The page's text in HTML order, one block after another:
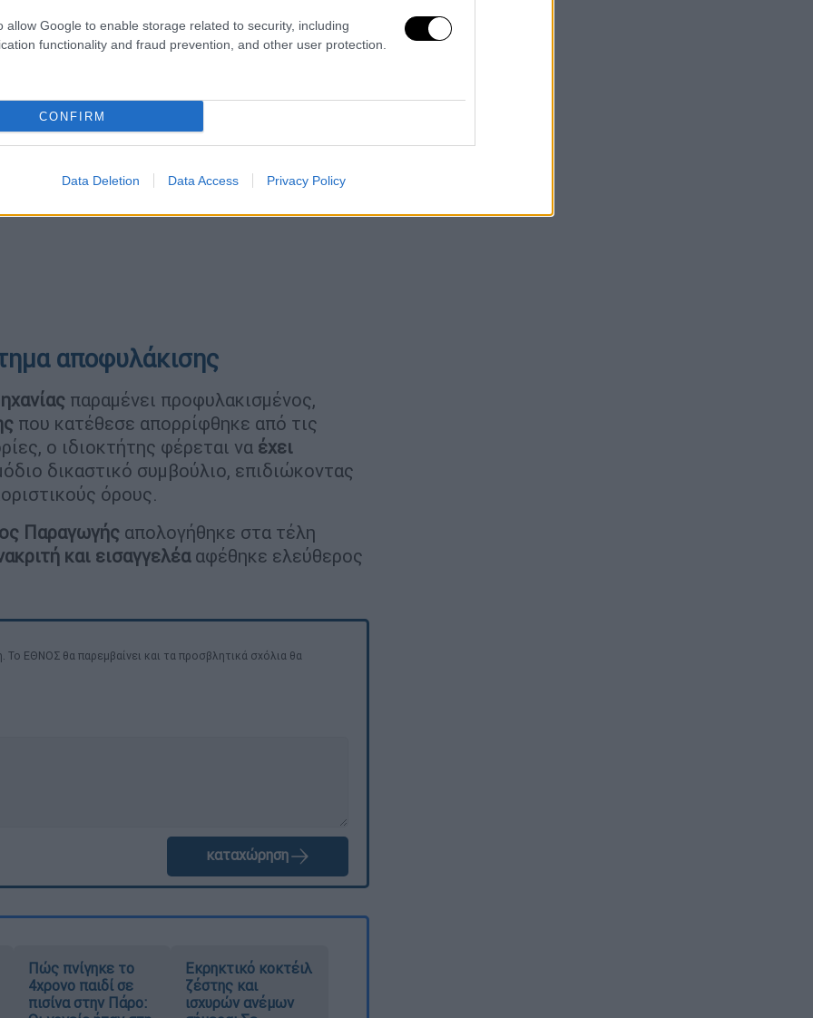
allow Google to enable storage related to security, including
functionality and fraud prevention, and other user protection.
CONFIRM
Data Deletion Data Access Privacy Policy
αποφυλάκισης
παραμένει προφυλακισμένος,
που κατέθεσε απορρίφθηκε από τις
ο ιδιοκτήτης φέρεται να έχει
δικαστικό συμβούλιο, επιδιώκοντας
όρους.
Παραγωγής απολογήθηκε στα τέλη
και εισαγγελέααφέθηκε ελεύθερος
ΕΘΝΟΣ θα παρεμβαίνει και τα προσβλητικά σχόλια θα
καταχώρηση
Πώς πνίγηκε το
4χρονο παιδί σε
πισίνα στην Πάρο:
Εκρηκτικό κοκτέιλ
ζέστης και
ισχυρών ανέμων